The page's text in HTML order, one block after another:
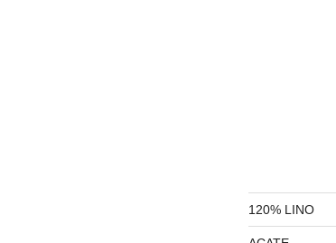
120% LINO